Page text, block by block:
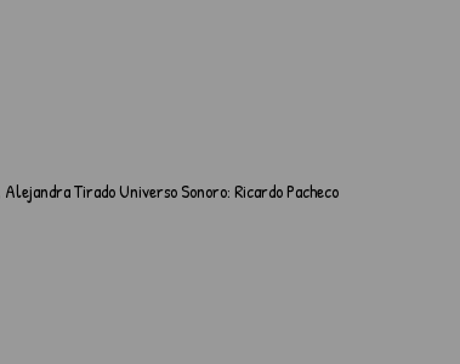
Tirado Universo Sonoro: Ricardo Pacheco